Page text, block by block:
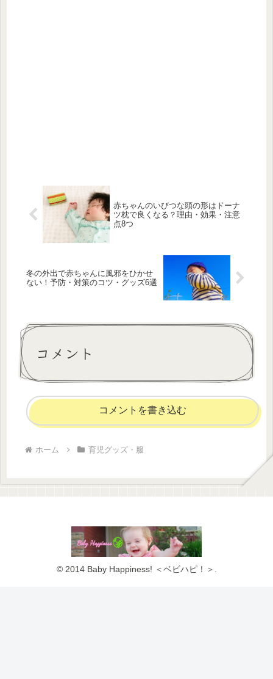
赤ちゃんのいびつな頭の形はドーナ
ツ枕で良くなる？理由・効果・注意
点8つ
冬の外出で赤ちゃんに風邪をひかせ
ない！予防・対策のコツ・グッズ6選
コメント
コメントを書き込む
ホーム 育児グッズ・服
© 2014 Baby Happiness! ＜ベビハピ！＞.